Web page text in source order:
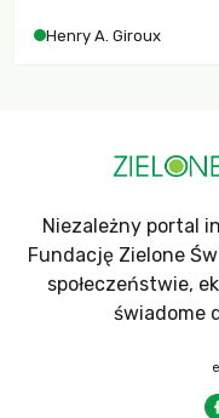
wychowają
Henry A. Giroux
Niezależny portal
Fundację Zielone
społeczeństwie,
świadome